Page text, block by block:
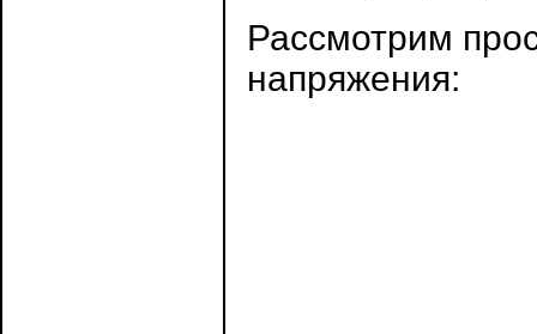
Рассмотрим
напряжения: